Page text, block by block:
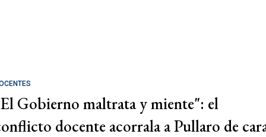
Gobierno maltrata y miente": el
docente acorrala a Pullaro de